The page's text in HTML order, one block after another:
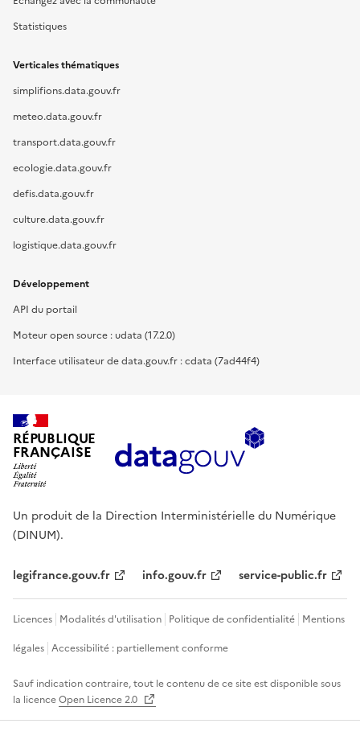
Statistiques
Verticales thématiques
simplifions.data.gouv.fr
meteo.data.gouv.fr
transport.data.gouv.fr
ecologie.data.gouv.fr
defis.data.gouv.fr
culture.data.gouv.fr
logistique.data.gouv.fr
Développement
API du portail
Moteur open source : udata (17.2.0)
Interface utilisateur de data.gouv.fr : cdata (7ad44f4)
RÉPUBLIQUE
FRANÇAISE
Un produit de la Direction Interministérielle du Numérique
(DINUM).
legifrance.gouv.fr info.gouv.fr service-public.fr
Licences Modalités d'utilisation Politique de confidentialité Mentions
légales Accessibilité : partiellement conforme
Sauf indication contraire, tout le contenu de ce site est disponible sous
la licenceOpen Licence 2.0